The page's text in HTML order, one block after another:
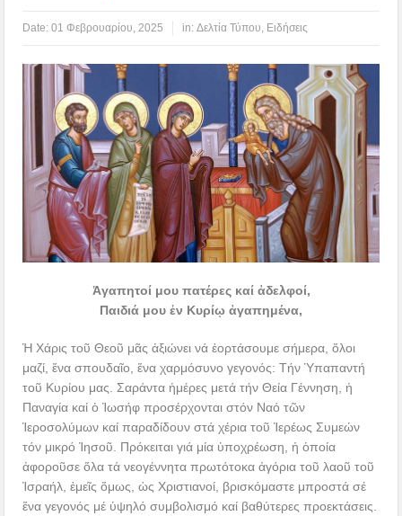
Date:01 Φεβρουαρίου, 2025 in:Δελτία Τύπου Ειδήσεις
Ἀγαπητοί μου πατέρες καί ἀδελφοί,
Παιδιά μου ἐν Κυρίῳ ἀγαπημένα,
Ἡ Χάρις τοῦ Θεοῦ μᾶς ἀξιώνει νά ἑορτάσουμε σήμερα, ὅλοι
μαζί, ἕνα σπουδαῖο, ἕνα χαρμόσυνο γεγονός: Τήν Ὑπαπαντή
τοῦ Κυρίου μας. Σαράντα ἡμέρες μετά τήν Θεία Γέννηση, ἡ
Παναγία καί ὁ Ἰωσήφ προσέρχονται στόν Ναό τῶν
Ἱεροσολύμων καί παραδίδουν στά χέρια τοῦ Ἱερέως Συμεών
τόν μικρό Ἰησοῦ. Πρόκειται γιά μία ὑποχρέωση, ἡ ὁποία
ἀφοροῦσε ὅλα τά νεογέννητα πρωτότοκα ἀγόρια τοῦ λαοῦ τοῦ
Ἰσραήλ, ἐμεῖς ὅμως, ὡς Χριστιανοί, βρισκόμαστε μπροστά σέ
ἕνα γεγονός μέ ὑψηλό συμβολισμό καί βαθύτερες προεκτάσεις.